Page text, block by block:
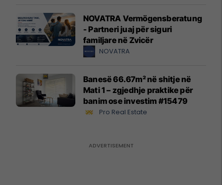
NOVATRA Vermögensberatung
- Partneri juaj për siguri
familjare në Zvicër
NOVATRA
Banesë 66.67m² në shitje në
Mati 1 – zgjedhje praktike për
banim ose investim #15479
Pro Real Estate